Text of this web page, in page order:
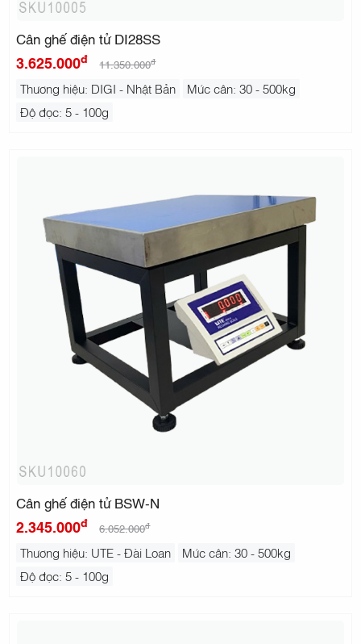
Cân ghế điện tử DI28SS
3.625.000đ 11.350.000đ
Thương hiệu: DIGI - Nhật Bản
Mức cân: 30 - 500kg
Độ đọc: 5 - 100g
Cân ghế điện tử BSW-N
2.345.000đ 6.052.000đ
Thương hiệu: UTE - Đài Loan
Mức cân: 30 - 500kg
Độ đọc: 5 - 100g